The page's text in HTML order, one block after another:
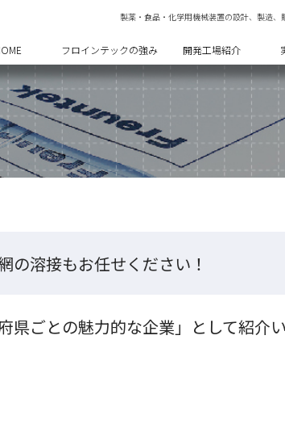
製薬・食品・化学用機械装置の設計、製造、
フロインテックの強み 開発工場紹介
の溶接もお任せください！
県ごとの魅力的な企業」として紹介